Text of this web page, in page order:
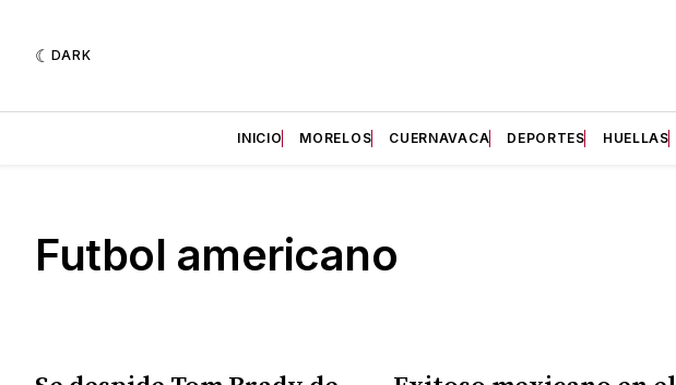
DARK
INICIO MORELOS CUERNAVACA DEPORTES HUELLAS
Futbol americano